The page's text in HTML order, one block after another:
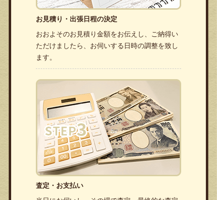
お見積り・出張日程の決定
おおよそのお見積り金額をお伝えし、ご納得い
ただけましたら、お伺いする日時の調整を致し
ます。
査定・お支払い